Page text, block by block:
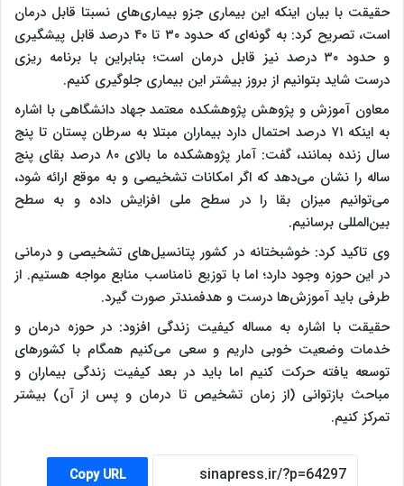
حقیقت با بیان اینکه این بیماری جزو بیماری‌های نسبتا قابل درمان
است، تصریح کرد: به گونه‌ای که حدود ۳۰ تا ۴۰ درصد قابل پیشگیری
و حدود ۳۰ درصد نیز قابل درمان است؛ بنابراین با برنامه ریزی
درست شاید بتوانیم از بروز بیشتر این بیماری جلوگیری کنیم.
معاون آموزش و پژوهش پژوهشکده معتمد جهاد دانشگاهی با اشاره
به اینکه ۷۱ درصد احتمال دارد بیماران مبتلا به سرطان پستان تا پنج
سال زنده بمانند، گفت: آمار پژوهشکده ما بالای ۸۰ درصد بقای پنج
ساله را نشان می‌دهد که اگر امکانات تشخیصی و به موقع ارائه شود،
می‌توانیم میزان بقا را در سطح ملی افزایش داده و به سطح
بین‌المللی برسانیم.
وی تاکید کرد: خوشبختانه در کشور پتانسیل‌های تشخیصی و درمانی
در این حوزه وجود دارد؛ اما با توزیع نامناسب منابع مواجه هستیم. از
طرفی باید آموزش‌ها درست و هدفمندتر صورت گیرد.
حقیقت با اشاره به مساله کیفیت زندگی افزود: در حوزه درمان و
خدمات وضعیت خوبی داریم و سعی می‌کنیم همگام با کشورهای
توسعه یافته حرکت کنیم اما باید در بعد کیفیت زندگی بیماران و
مباحث بازتوانی (از زمان تشخیص تا درمان و پس از آن) بیشتر
تمرکز کنیم.
Copy URL